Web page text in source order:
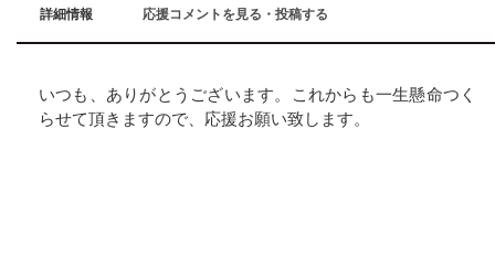
詳細情報 応援コメントを見る・投稿する
いつも、ありがとうございます。これからも一生懸命つく
らせて頂きますので、応援お願い致します。